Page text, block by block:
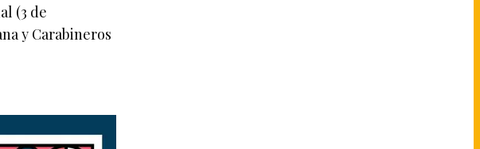
(3 de
y Carabineros